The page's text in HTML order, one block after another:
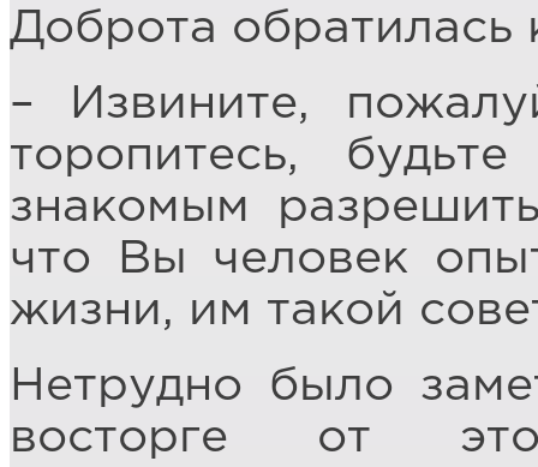
Доброта обратилась
– Извините,
торопитесь,
знакомым
что Вы человек
жизни, им такой
Нетрудно было
восторге от